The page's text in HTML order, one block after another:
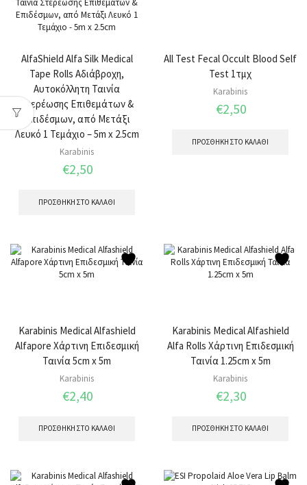
AlfaShield Alfa Silk Medical
Tape Rolls Αδιάβροχη,
Αυτοκόλλητη Ταινία
Στερέωσης Επιθεμάτων &
Επιδέσμων, από Μετάξι
Λευκό 1 Τεμάχιο – 5m x 2.5cm
Karabinis
€2,50
ΠΡΟΣΘΉΚΗ ΣΤΟ ΚΑΛΆΘΙ
All Test Fecal Occult Blood Self
Test 1τμχ
Karabinis
€2,50
ΠΡΟΣΘΉΚΗ ΣΤΟ ΚΑΛΆΘΙ
Karabinis Medical Alfashield
Alfapore Χάρτινη Επιδεσμική
Ταινία 5cm x 5m
Karabinis
€2,40
ΠΡΟΣΘΉΚΗ ΣΤΟ ΚΑΛΆΘΙ
Karabinis Medical Alfashield
Alfa Rolls Χάρτινη Επιδεσμική
Ταινία 1.25cm x 5m
Karabinis
€2,30
ΠΡΟΣΘΉΚΗ ΣΤΟ ΚΑΛΆΘΙ